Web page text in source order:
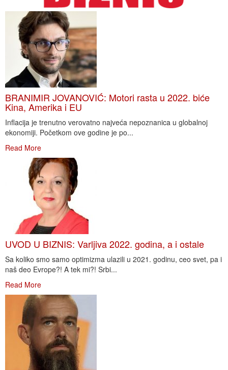
BRANIMIR JOVANOVIĆ: Motori rasta u 2022. biće
Kina, Amerika i EU
Inflacija je trenutno verovatno najveća nepoznanica u globalnoj
ekonomiji. Početkom ove godine je po...
Read More
UVOD U BIZNIS: Varljiva 2022. godina, a i ostale
Sa koliko smo samo optimizma ulazili u 2021. godinu, ceo svet, pa i
naš deo Evrope?! A tek mi?! Srbi...
Read More